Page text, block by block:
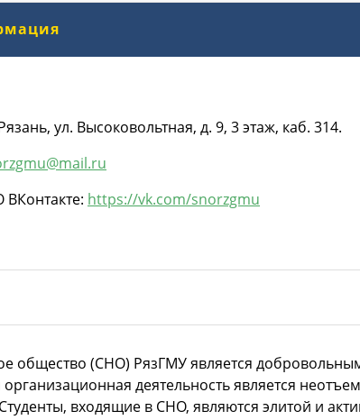
ул. Высоковольтная, д. 9, 3 этаж, каб. 314.
https://vk.com/snorzgmu
общество (СНО) РязГМУ является
организационная деятельность является
входящие в СНО, являются элитой и